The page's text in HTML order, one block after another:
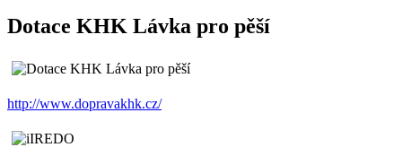
Dotace KHK Lávka pro pěší
http://www.dopravakhk.cz/